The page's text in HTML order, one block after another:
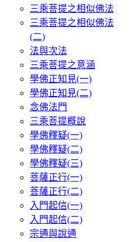
三乘菩提之相似佛法
三乘菩提之相似佛法
(二)
法與次法
三乘菩提之意涵
學佛正知見(一)
學佛正知見(二)
念佛法門
三乘菩提概說
學佛釋疑(一)
學佛釋疑(二)
學佛釋疑(三)
菩薩正行(一)
菩薩正行(二)
入門起信(一)
入門起信(二)
宗通與說通